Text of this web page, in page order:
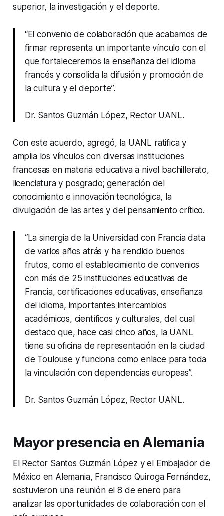
superior, la investigación y el deporte.
“El convenio de colaboración que acabamos de
firmar representa un importante vínculo con el
que fortaleceremos la enseñanza del idioma
francés y consolida la difusión y promoción de
la cultura y el deporte”.
Dr. Santos Guzmán López, Rector UANL.
Con este acuerdo, agregó, la UANL ratifica y
amplia los vínculos con diversas instituciones
francesas en materia educativa a nivel bachillerato,
licenciatura y posgrado; generación del
conocimiento e innovación tecnológica, la
divulgación de las artes y del pensamiento crítico.
“La sinergia de la Universidad con Francia data
de varios años atrás y ha rendido buenos
frutos, como el establecimiento de convenios
con más de 25 instituciones educativas de
Francia, certificaciones educativas, enseñanza
del idioma, importantes intercambios
académicos, científicos y culturales, del cual
destaco que, hace casi cinco años, la UANL
tiene su oficina de representación en la ciudad
de Toulouse y funciona como enlace para toda
la vinculación con dependencias europeas”.
Dr. Santos Guzmán López, Rector UANL.
Mayor presencia en Alemania
El Rector Santos Guzmán López y el Embajador de
México en Alemania, Francisco Quiroga Fernández,
sostuvieron una reunión el 8 de enero para
analizar las oportunidades de colaboración con el